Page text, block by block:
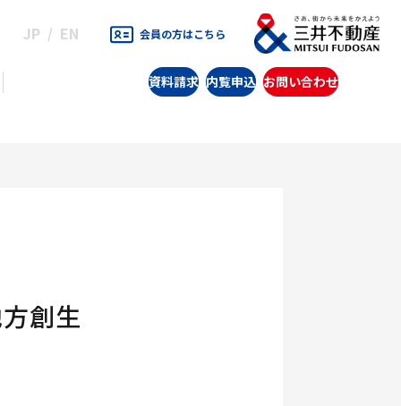
JP EN 会員の方はこちら
資料請求 内覧申込 お問い合わせ
創生